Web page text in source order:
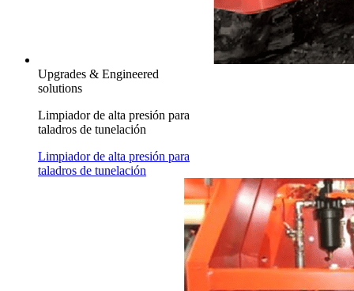
Upgrades & Engineered
solutions
Limpiador de alta presión para
taladros de tunelación
Limpiador de alta presión para
taladros de tunelación